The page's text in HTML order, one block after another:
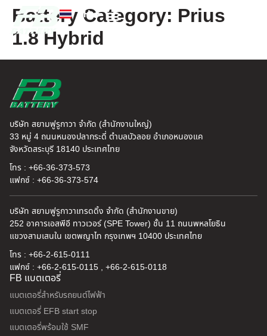
TH
EN
Battery Category: Prius
1.8 Hybrid
บริษัท สยามฟูรูกาวา จำกัด (สำนักงานใหญ่)
33 หมู่ 4 ถนนหนองปลากระดี่ ตำบลบัวลอย อำเภอหนองแค
จังหวัดสระบุรี 18140 ประเทศไทย
โทร : +66-36-373-573
แฟกซ์ : +66-36-373-574
บริษัท สยามฟูรูกาวาเทรดดิ้ง จำกัด (สำนักงานขาย)
252 อาคารเอสพีอี ทาวเวอร์ (SPE Tower) ชั้น 11 ถนนพหลโยธิน
แขวงสามเสนใน เขตพญาไท กรุงเทพฯ 10400 ประเทศไทย
โทร : +66-2-615-0111
แฟกซ์ : +66-2-615-0115 , +66-2-615-0118
FB แบตเตอรี่
แบตเตอรี่สำหรับรถยนต์ไฟฟ้า
แบตเตอรี่ EFB start stop
แบตเตอรี่พร้อมใช้ SMF